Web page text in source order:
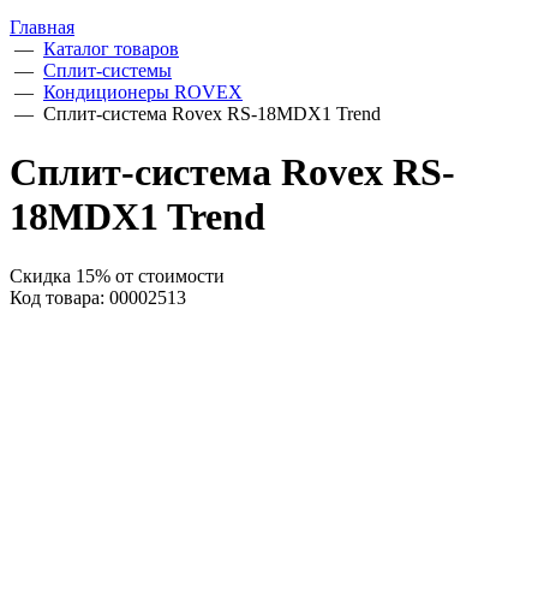
Главная
— Каталог товаров
— Сплит-системы
— Кондиционеры ROVEX
— Сплит-система Rovex RS-18MDX1 Trend
Сплит-система Rovex RS-
18MDX1 Trend
Скидка 15% от стоимости
Код товара: 00002513